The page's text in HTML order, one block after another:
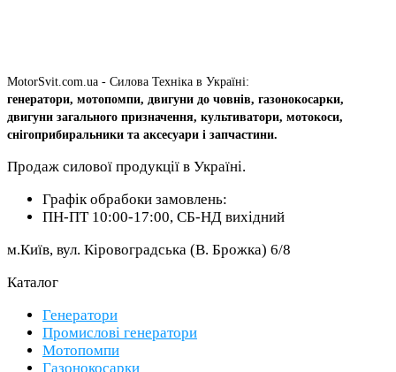
MotorSvit.com.ua - Силова Техніка в Україні:
генератори, мотопомпи, двигуни до човнів, газонокосарки,
двигуни загального призначення, культиватори, мотокоси,
снігоприбиральники та аксесуари і запчастини.
Продаж силової продукції в Україні.
Графік обрабоки замовлень:
ПН-ПТ 10:00-17:00, СБ-НД вихідний
м.Київ, вул. Кіровоградська (В. Брожка) 6/8
Каталог
Генератори
Промислові генератори
Мотопомпи
Газонокосарки